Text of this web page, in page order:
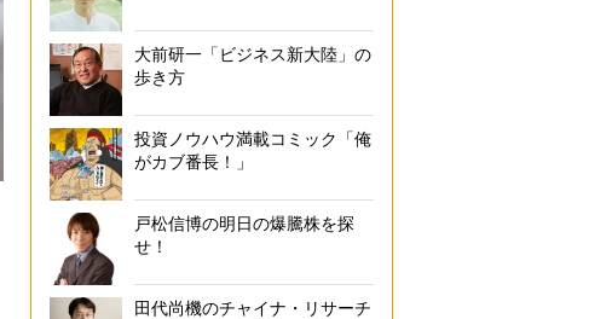
大前研一「ビジネス新大陸」の
歩き方
投資ノウハウ満載コミック「俺
がカブ番長！」
戸松信博の明日の爆騰株を探
せ！
田代尚機のチャイナ・リサーチ